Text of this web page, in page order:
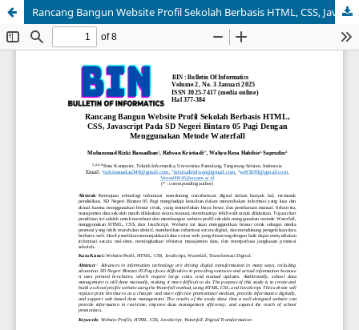
Rancang Bangun Website Profil Sekolah Berbasis HTML, CSS, Javascript Pada SD Negeri Bintaro 05 Pagi Dengan Menggunakan Metode Waterfall